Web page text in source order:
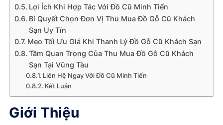
Lợi Ích Khi Hợp Tác Với Đồ Cũ Minh Tiến
Bí Quyết Chọn Đơn Vị Thu Mua Đồ Gỗ Cũ Khách
Sạn Uy Tín
Mẹo Tối Ưu Giá Khi Thanh Lý Đồ Gỗ Cũ Khách Sạn
Tầm Quan Trọng Của Thu Mua Đồ Gỗ Cũ Khách
Sạn Tại Vũng Tàu
Liên Hệ Ngay Với Đồ Cũ Minh Tiến
Kết Luận
Giới Thiệu